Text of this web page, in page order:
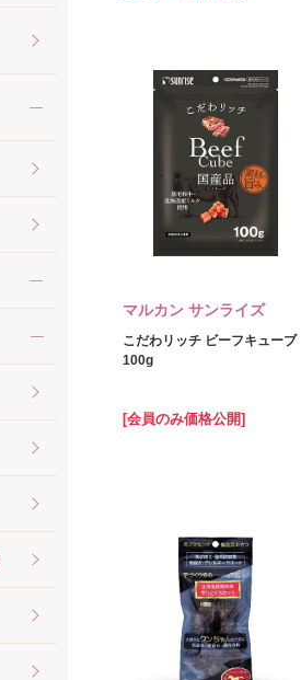
マルカン サンライズ
こだわリッチ ビーフキューブ
100g
[会員のみ価格公開]